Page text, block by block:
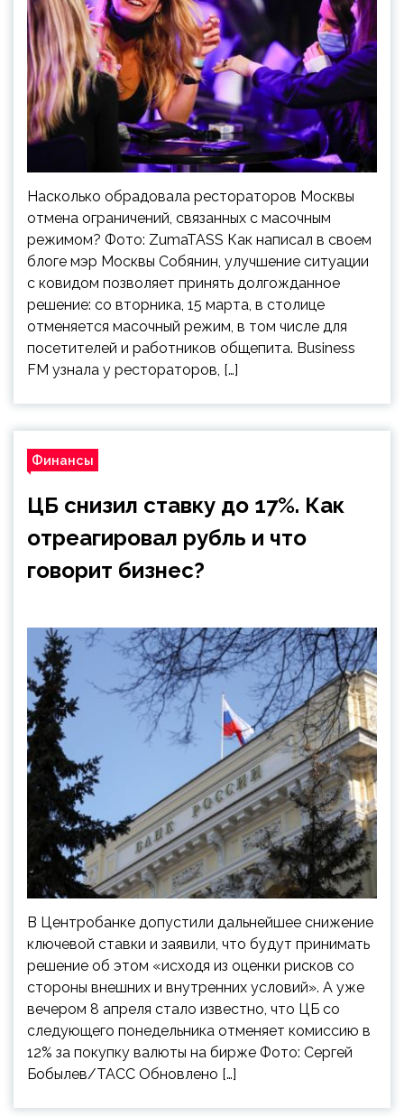
Насколько обрадовала рестораторов Москвы
отмена ограничений, связанных с масочным
режимом? Фото: ZumaTASS Как написал в своем
блоге мэр Москвы Собянин, улучшение ситуации
с ковидом позволяет принять долгожданное
решение: со вторника, 15 марта, в столице
отменяется масочный режим, в том числе для
посетителей и работников общепита. Business
FM узнала у рестораторов, […]
Финансы
ЦБ снизил ставку до 17%. Как
отреагировал рубль и что
говорит бизнес?
В Центробанке допустили дальнейшее снижение
ключевой ставки и заявили, что будут принимать
решение об этом «исходя из оценки рисков со
стороны внешних и внутренних условий». А уже
вечером 8 апреля стало известно, что ЦБ со
следующего понедельника отменяет комиссию в
12% за покупку валюты на бирже Фото: Сергей
Бобылев/ТАСС Обновлено […]